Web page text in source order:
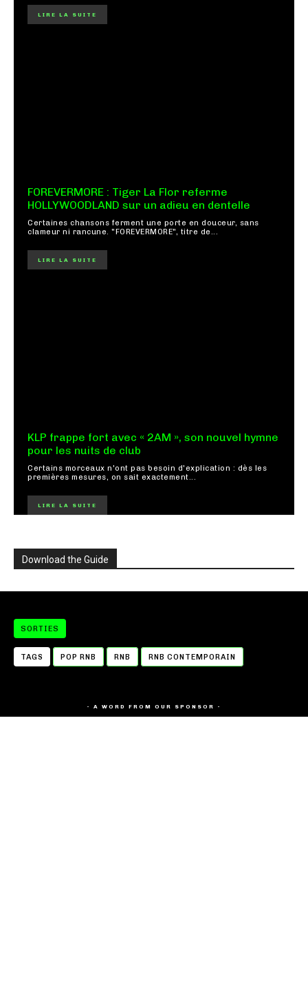
LIRE LA SUITE
FOREVERMORE : Tiger La Flor referme
HOLLYWOODLAND sur un adieu en dentelle
Certaines chansons ferment une porte en douceur, sans
clameur ni rancune. "FOREVERMORE", titre de...
LIRE LA SUITE
KLP frappe fort avec « 2AM », son nouvel hymne
pour les nuits de club
Certains morceaux n'ont pas besoin d'explication : dès les
premières mesures, on sait exactement...
LIRE LA SUITE
Download the Guide
SORTIES
TAGS POP RNB RNB RNB CONTEMPORAIN
- A WORD FROM OUR SPONSOR -